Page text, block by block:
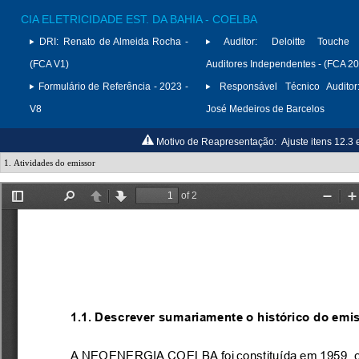
CIA ELETRICIDADE EST. DA BAHIA - COELBA
DRI: Renato de Almeida Rocha -
(FCA V1)
Formulário de Referência - 2023 -
V8
Auditor:
Deloitte Touche
Auditores Independentes - (FCA
Responsável Técnico
José Medeiros de Barcelos
Motivo de Reapresentação: Ajuste itens 12.3